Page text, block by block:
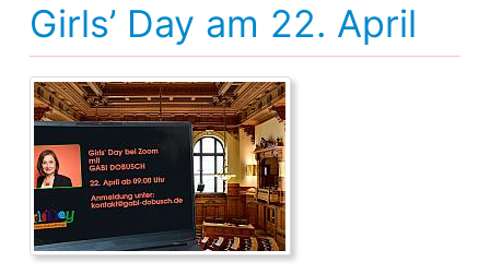
Girls’ Day am 22. April